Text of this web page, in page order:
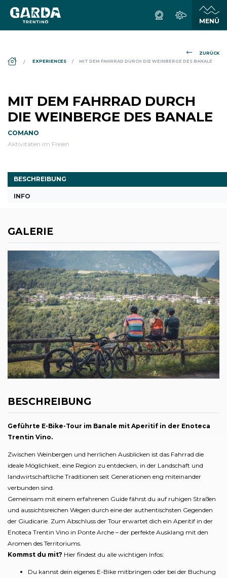
ZURÜCK
DS_BREADCRUMB.HOME
EXPERIENCES MIT DEM FAHRRAD DURCH DIE WEINBERGE DES BANALE
MIT DEM FAHRRAD DURCH
DIE WEINBERGE DES BANALE
COMANO
Aktivitäten im Freien
BESCHREIBUNG
INFO
GALERIE
BESCHREIBUNG
Geführte E-Bike-Tour im Banale mit Aperitif in der Enoteca
Trentin Vino.
Zwischen Weinbergen und herrlichen Ausblicken ist das Fahrrad die
ideale Möglichkeit, eine Region zu entdecken, in der Landschaft und
landwirtschaftliche Traditionen seit Generationen eng miteinander
verbunden sind.
Gemeinsam mit einem erfahrenen Guide fährst du auf ruhigen Straßen
und aussichtsreichen Wegen durch eine der authentischsten Gegenden
der Giudicarie. Zum Abschluss der Tour erwartet dich ein Aperitif in der
Enoteca Trentin Vino in Ponte Arche – der perfekte Ausklang mit den
Aromen des Territoriums.
Kommst du mit? Hier findest du alle wichtigen Infos:
Du kannst dein eigenes E-Bike mitbringen oder bei der Buchung